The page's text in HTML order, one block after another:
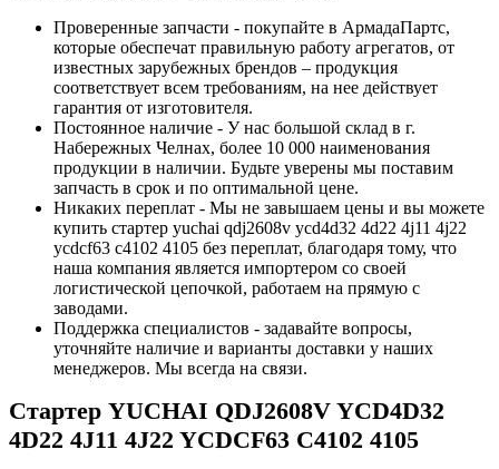
Проверенные запчасти - покупайте в АрмадаПартс,
которые обеспечат правильную работу агрегатов, от
известных зарубежных брендов – продукция
соответствует всем требованиям, на нее действует
гарантия от изготовителя.
Постоянное наличие - У нас большой склад в г.
Набережных Челнах, более 10 000 наименования
продукции в наличии. Будьте уверены мы поставим
запчасть в срок и по оптимальной цене.
Никаких переплат - Мы не завышаем цены и вы можете
купить стартер yuchai qdj2608v ycd4d32 4d22 4j11 4j22
ycdcf63 c4102 4105 без переплат, благодаря тому, что
наша компания является импортером со своей
логистической цепочкой, работаем на прямую с
заводами.
Поддержка специалистов - задавайте вопросы,
уточняйте наличие и варианты доставки у наших
менеджеров. Мы всегда на связи.
Стартер YUCHAI QDJ2608V YCD4D32
4D22 4J11 4J22 YCDCF63 C4102 4105